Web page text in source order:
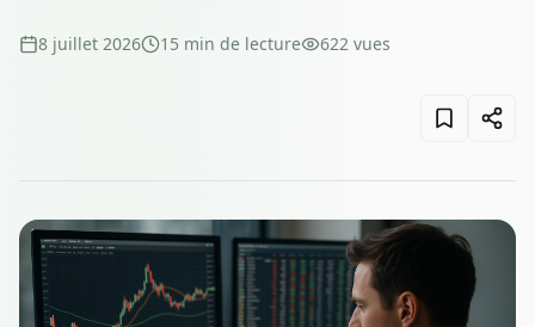
8 juillet 2026 15 min de lecture 622 vues